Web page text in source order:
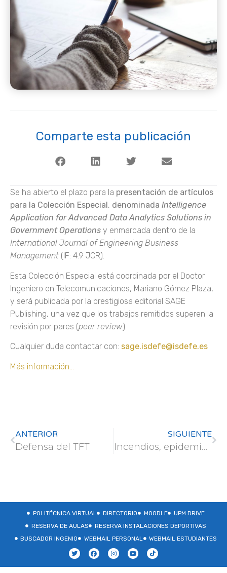
Comparte esta publicación
Se ha abierto el plazo para la presentación de artículos
para la Colección Especial , denominada Intelligence
Application for Advanced Data Analytics Solutions in
Government Operations y enmarcada dentro de la
International Journal of Engineering Business
Management (IF: 4.9 JCR).
Esta Colección Especial está coordinada por el Doctor
Ingeniero en Telecomunicaciones, Mariano Gómez Plaza,
y será publicada por la prestigiosa editorial SAGE
Publishing, una vez que los trabajos remitidos superen la
revisión por pares (peer review).
Cualquier duda contactar con: sage.isdefe@isdefe.es
Más información…
ANTERIOR
Defensa del TFT
SIGUIENTE
Incendios, epidemias, inundaciones, cambios en las cosechas: la corriente de chorro polar responsable de los fenómenos extremos en Europa
POLITÉCNICA VIRTUAL DIRECTORIO MOODLE
UPM DRIVE
RESERVA DE AULAS
RESERVA INSTALACIONES DEPORTIVAS
BUSCADOR INGENIO
WEBMAIL PERSONAL WEBMAIL ESTUDIANTES